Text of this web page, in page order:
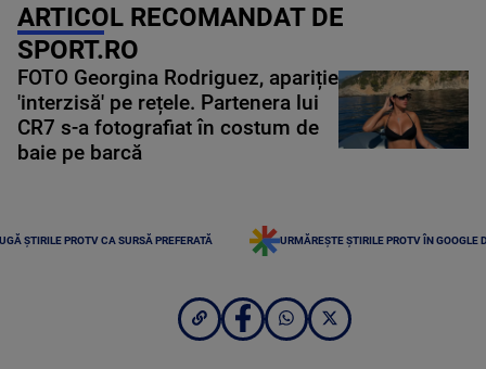
ARTICOL RECOMANDAT DE
SPORT.RO
FOTO Georgina Rodriguez, apariție
'interzisă' pe rețele. Partenera lui
CR7 s-a fotografiat în costum de
baie pe barcă
ȘTIRILE PROTV CA SURSĂ PREFERATĂ URMĂREȘTE ȘTIRILE PROTV ÎN GOOGLE